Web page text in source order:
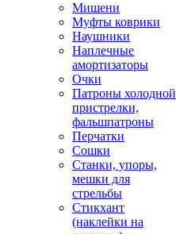
Мишени
Муфты коврики
Наушники
Наплечные
амортизаторы
Очки
Патроны холодной
пристрелки,
фальшпатроны
Перчатки
Сошки
Станки, упоры,
мешки для
стрельбы
Стикхант
(наклейки на